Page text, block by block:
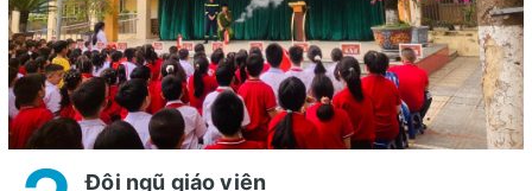
Đội ngũ giáo viên